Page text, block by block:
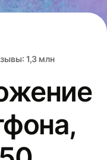
1,3 млн